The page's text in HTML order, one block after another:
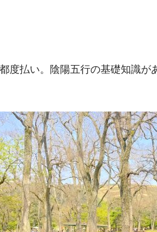
度払い。陰陽五行の基礎知識